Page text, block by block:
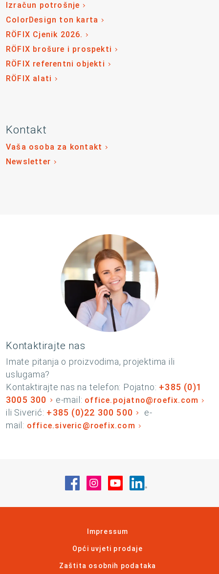
Izračun potrošnje
ColorDesign ton karta
RÖFIX Cjenik 2026.
RÖFIX brošure i prospekti
RÖFIX referentni objekti
RÖFIX alati
Kontakt
Vaša osoba za kontakt
Newsletter
Kontaktirajte nas
Imate pitanja o proizvodima, projektima ili
uslugama?
Kontaktirajte nas na telefon: Pojatno: +385 (0)1
3005 300
e-mail: office.pojatno@roefix.com
ili Siverić: +385 (0)22 300 500
e-
mail: office.siveric@roefix.com
Posjetite nas na Facebook
Posjetite nas na Instagram
Posjetite nas na
Impressum
Opći uvjeti prodaje
Zaštita osobnih podataka